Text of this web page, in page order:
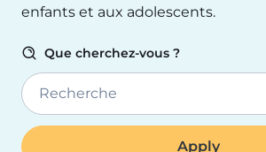
enfants et aux adolescents.
Que cherchez-vous ?
Recherche